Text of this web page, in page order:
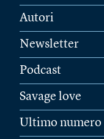
Autori
Newsletter
Podcast
Savage love
Ultimo numero